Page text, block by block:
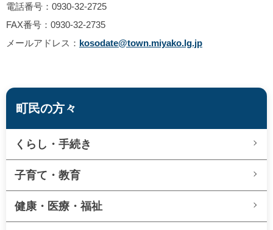
電話番号：0930-32-2725
FAX番号：0930-32-2735
メールアドレス： kosodate@town.miyako.lg.jp
町民の方々
くらし・手続き
子育て・教育
健康・医療・福祉